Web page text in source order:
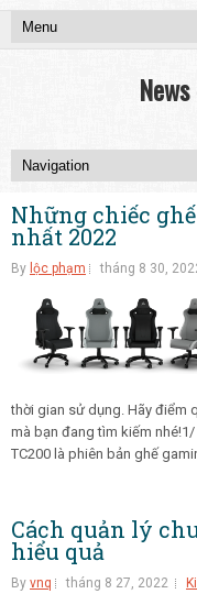
Những chiếc
nhất 2022
By lộc phạm tháng 8 30,
thời gian sử dụng. Hãy điểm
mà bạn đang tìm kiếm nhé!1/
TC200 là phiên bản ghế
Cách quản lý
hiểu quả
By vnq tháng 8 27, 2022